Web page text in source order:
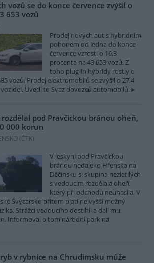
vozů se do konce července zvýšil o
653 vozů
Prodej nových aut s hybridním
pohonem od ledna do konce
července vzrostl o 16,3
procenta na 43 653 vozů. Z
toho plug-in hybridy rostly o
vozů. Prodej elektromobilů se zvýšil o 27,4
Uvedl to Svaz dovozců automobilů.
pod Pravčickou bránou oheň,
000 korun
(ČTK)
V jeskyni pod Pravčickou
bránou nedaleko Hřenska na
Děčínsku si skupina nezletilých
s vedoucím rozdělala oheň,
který při odchodu neuhasila. V
Švýcarsko přitom platí nejvyšší možný
Strážci vedoucího dostihli a dali mu
Informoval o tom národní park na
v rybníce na Chrudimsku může